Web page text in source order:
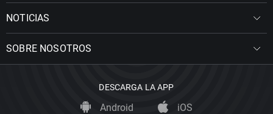
NOTICIAS
SOBRE NOSOTROS
DESCARGA LA APP
Android iOS